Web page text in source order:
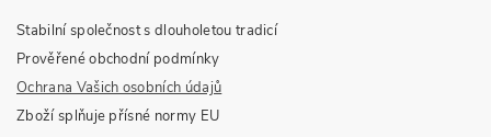
Stabilní společnost s dlouholetou tradicí
Prověřené obchodní podmínky
Ochrana Vašich osobních údajů
Zboží splňuje přísné normy EU